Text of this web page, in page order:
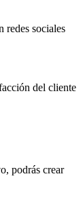
redes sociales
del cliente
podrás crear